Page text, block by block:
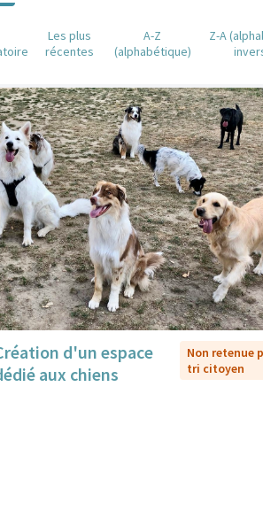
Les plus
récentes
A-Z
(alphabétique)
Z-A
d'un espace
aux chiens
Non retenue
tri citoyen